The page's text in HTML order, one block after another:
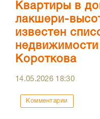
Квартиры в
лакшери-
известен
недвижимости
Короткова
14.05.2026 18:30
Комментарии